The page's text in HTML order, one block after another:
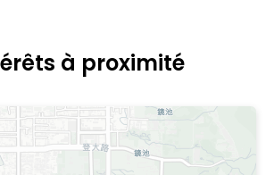
à proximité